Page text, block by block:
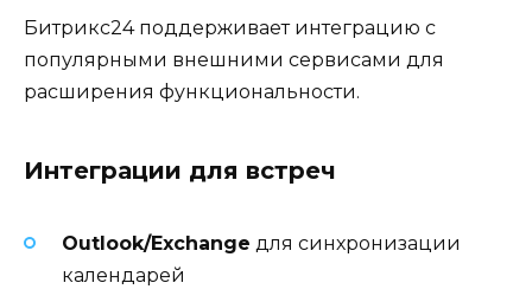
Битрикс24 поддерживает интеграцию с
популярными внешними сервисами для
расширения функциональности.
Интеграции для встреч
Outlook/Exchange для синхронизации
календарей